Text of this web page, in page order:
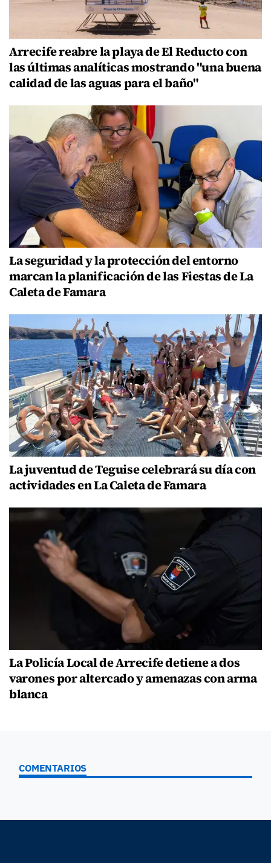
Arrecife reabre la playa de El Reducto con
las últimas analíticas mostrando "una buena
calidad de las aguas para el baño"
La seguridad y la protección del entorno
marcan la planificación de las Fiestas de La
Caleta de Famara
La juventud de Teguise celebrará su día con
actividades en La Caleta de Famara
La Policía Local de Arrecife detiene a dos
varones por altercado y amenazas con arma
blanca
COMENTARIOS